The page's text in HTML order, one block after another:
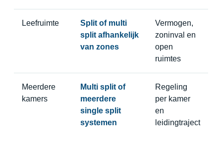
Leefruimte
Split of multi
split afhankelijk
van zones
Vermogen,
zoninval en
open
ruimtes
Meerdere
kamers
Multi split of
meerdere
single split
systemen
Regeling
per kamer
en
leidingtraject